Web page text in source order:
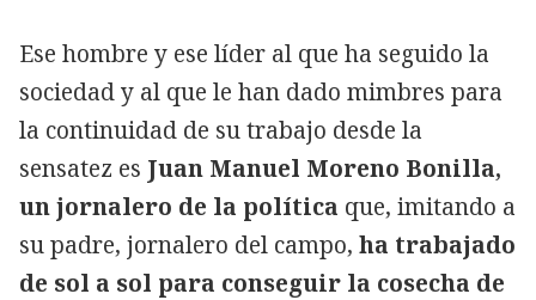
Ese hombre y ese líder al que ha seguido la
sociedad y al que le han dado mimbres para
la continuidad de su trabajo desde la
sensatez es Juan Manuel Moreno Bonilla,
un jornalero de la política que, imitando a
su padre, jornalero del campo, ha trabajado
de sol a sol para conseguir la cosecha de